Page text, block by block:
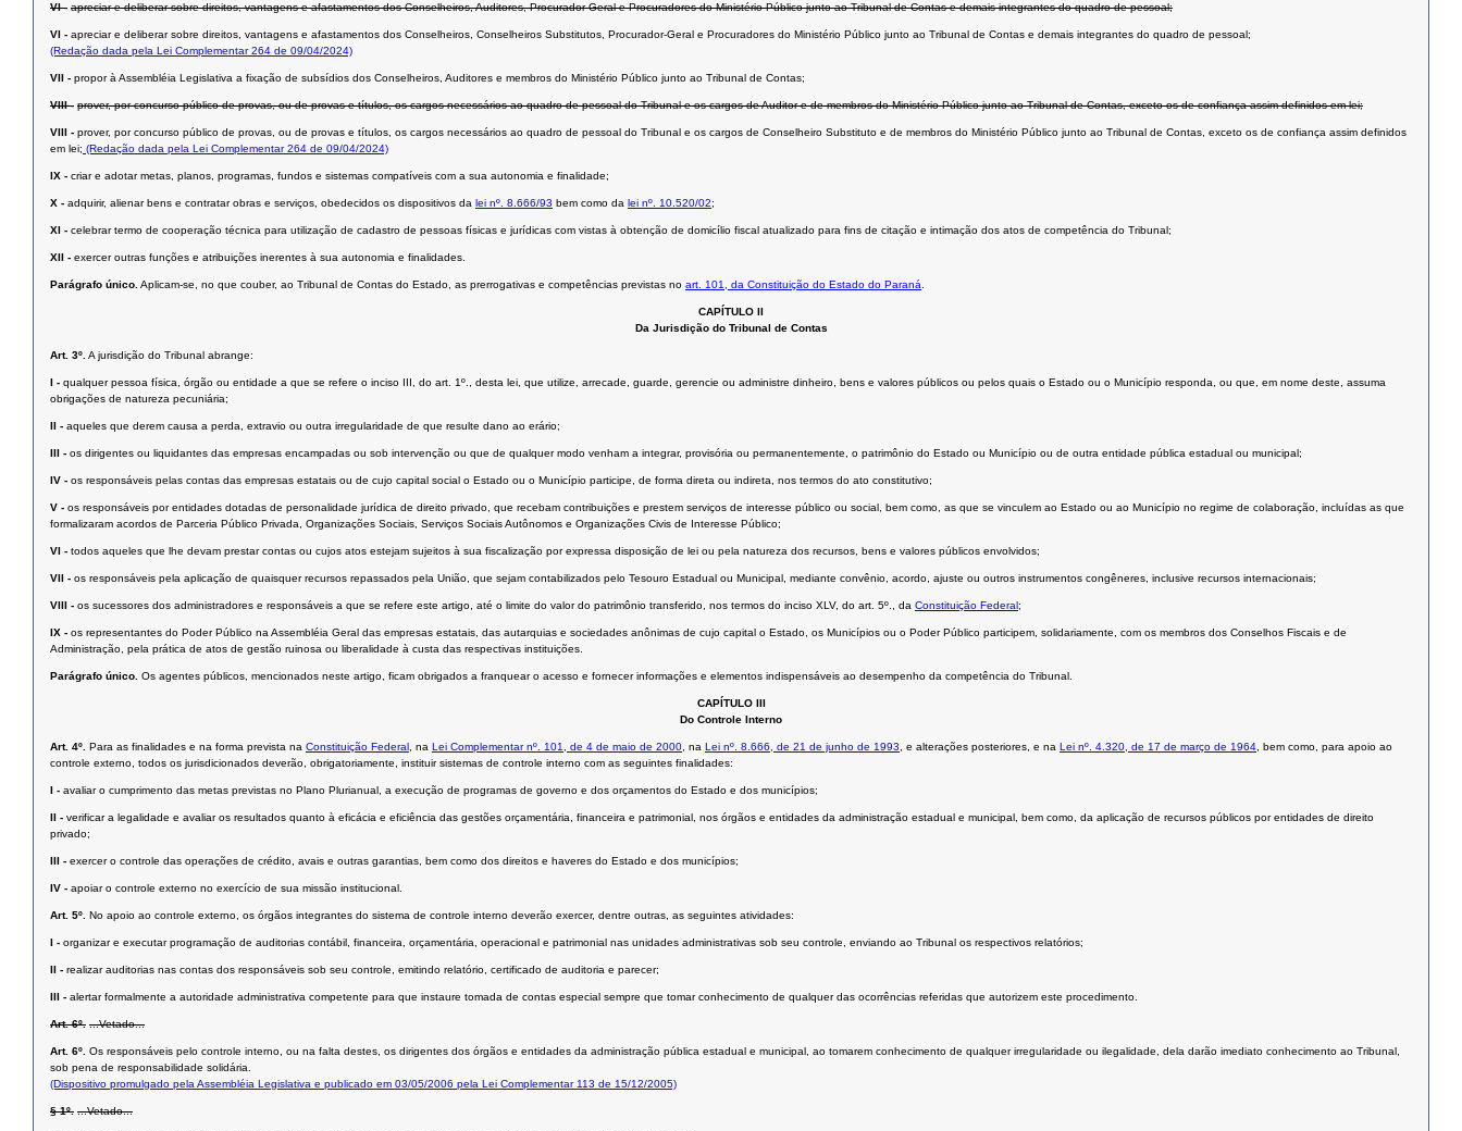
VI - apreciar e deliberar sobre direitos, vantagens e afastamentos dos Conselheiros, Auditores, Procurador-Geral e Procuradores do Ministério Público junto ao Tribunal de Contas e demais integrantes do quadro de pessoal;
VI - apreciar e deliberar sobre direitos, vantagens e afastamentos dos Conselheiros, Conselheiros Substitutos, Procurador-Geral e Procuradores do Ministério Público junto ao Tribunal de Contas e demais integrantes do quadro de pessoal;
(Redação dada pela Lei Complementar 264 de 09/04/2024)
VII - propor à Assembléia Legislativa a fixação de subsídios dos Conselheiros, Auditores e membros do Ministério Público junto ao Tribunal de Contas;
VIII - prover, por concurso público de provas, ou de provas e títulos, os cargos necessários ao quadro de pessoal do Tribunal e os cargos de Auditor e de membros do Ministério Público junto ao Tribunal de Contas, exceto os de confiança assim definidos em lei;
VIII - prover, por concurso público de provas, ou de provas e títulos, os cargos necessários ao quadro de pessoal do Tribunal e os cargos de Conselheiro Substituto e de membros do Ministério Público junto ao Tribunal de Contas, exceto os de confiança assim definidos
em lei; (Redação dada pela Lei Complementar 264 de 09/04/2024)
IX - criar e adotar metas, planos, programas, fundos e sistemas compatíveis com a sua autonomia e finalidade;
X - adquirir, alienar bens e contratar obras e serviços, obedecidos os dispositivos da lei nº. 8.666/93 bem como da lei nº. 10.520/02;
XI - celebrar termo de cooperação técnica para utilização de cadastro de pessoas físicas e jurídicas com vistas à obtenção de domicílio fiscal atualizado para fins de citação e intimação dos atos de competência do Tribunal;
XII - exercer outras funções e atribuições inerentes à sua autonomia e finalidades.
Parágrafo único.Aplicam-se, no que couber, ao Tribunal de Contas do Estado, as prerrogativas e competências previstas no art. 101, da Constituição do Estado do Paraná.
CAPÍTULO II
Da Jurisdição do Tribunal de Contas
Art. 3º.A jurisdição do Tribunal abrange:
I - qualquer pessoa física, órgão ou entidade a que se refere o inciso III, do art. 1º., desta lei, que utilize, arrecade, guarde, gerencie ou administre dinheiro, bens e valores públicos ou pelos quais o Estado ou o Município responda, ou que, em nome deste, assuma
obrigações de natureza pecuniária;
II - aqueles que derem causa a perda, extravio ou outra irregularidade de que resulte dano ao erário;
III - os dirigentes ou liquidantes das empresas encampadas ou sob intervenção ou que de qualquer modo venham a integrar, provisória ou permanentemente, o patrimônio do Estado ou Município ou de outra entidade pública estadual ou municipal;
IV - os responsáveis pelas contas das empresas estatais ou de cujo capital social o Estado ou o Município participe, de forma direta ou indireta, nos termos do ato constitutivo;
V - os responsáveis por entidades dotadas de personalidade jurídica de direito privado, que recebam contribuições e prestem serviços de interesse público ou social, bem como, as que se vinculem ao Estado ou ao Município no regime de colaboração, incluídas as que
formalizaram acordos de Parceria Público Privada, Organizações Sociais, Serviços Sociais Autônomos e Organizações Civis de Interesse Público;
VI - todos aqueles que lhe devam prestar contas ou cujos atos estejam sujeitos à sua fiscalização por expressa disposição de lei ou pela natureza dos recursos, bens e valores públicos envolvidos;
VII - os responsáveis pela aplicação de quaisquer recursos repassados pela União, que sejam contabilizados pelo Tesouro Estadual ou Municipal, mediante convênio, acordo, ajuste ou outros instrumentos congêneres, inclusive recursos internacionais;
VIII - os sucessores dos administradores e responsáveis a que se refere este artigo, até o limite do valor do patrimônio transferido, nos termos do inciso XLV, do art. 5º., da Constituição Federal ;
IX - os representantes do Poder Público na Assembléia Geral das empresas estatais, das autarquias e sociedades anônimas de cujo capital o Estado, os Municípios ou o Poder Público participem, solidariamente, com os membros dos Conselhos Fiscais e de
Administração, pela prática de atos de gestão ruinosa ou liberalidade à custa das respectivas instituições.
Parágrafo único. Os agentes públicos, mencionados neste artigo, ficam obrigados a franquear o acesso e fornecer informações e elementos indispensáveis ao desempenho da competência do Tribunal.
CAPÍTULO III
Do Controle Interno
Art. 4º. Para as finalidades e na forma prevista na Constituição Federal , na Lei Complementar nº. 101, de 4 de maio de 2000, na Lei nº. 8.666, de 21 de junho de 1993, e alterações posteriores, e na Lei nº. 4.320, de 17 de março de 1964, bem como, para apoio ao
controle externo, todos os jurisdicionados deverão, obrigatoriamente, instituir sistemas de controle interno com as seguintes finalidades:
I - avaliar o cumprimento das metas previstas no Plano Plurianual, a execução de programas de governo e dos orçamentos do Estado e dos municípios;
II - verificar a legalidade e avaliar os resultados quanto à eficácia e eficiência das gestões orçamentária, financeira e patrimonial, nos órgãos e entidades da administração estadual e municipal, bem como, da aplicação de recursos públicos por entidades de direito
privado;
III - exercer o controle das operações de crédito, avais e outras garantias, bem como dos direitos e haveres do Estado e dos municípios;
IV - apoiar o controle externo no exercício de sua missão institucional.
Art. 5º. No apoio ao controle externo, os órgãos integrantes do sistema de controle interno deverão exercer, dentre outras, as seguintes atividades:
I - organizar e executar programação de auditorias contábil, financeira, orçamentária, operacional e patrimonial nas unidades administrativas sob seu controle, enviando ao Tribunal os respectivos relatórios;
II - realizar auditorias nas contas dos responsáveis sob seu controle, emitindo relatório, certificado de auditoria e parecer;
III - alertar formalmente a autoridade administrativa competente para que instaure tomada de contas especial sempre que tomar conhecimento de qualquer das ocorrências referidas que autorizem este procedimento.
Art. 6º. ...Vetado...
Art. 6º. Os responsáveis pelo controle interno, ou na falta destes, os dirigentes dos órgãos e entidades da administração pública estadual e municipal, ao tomarem conhecimento de qualquer irregularidade ou ilegalidade, dela darão imediato conhecimento ao Tribunal,
sob pena de responsabilidade solidária.
(Dispositivo promulgado pela Assembléia Legislativa e publicado em 03/05/2006 pela Lei Complementar 113 de 15/12/2005)
§ 1º. ...Vetado...